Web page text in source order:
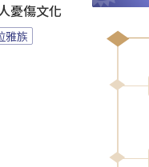
憂傷文化
雅族